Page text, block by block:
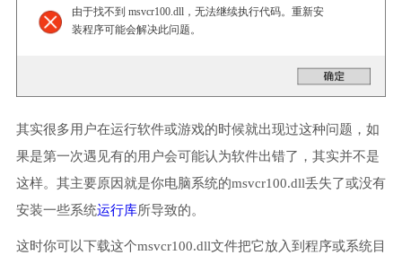
由于找不到 msvcr100.dll，无法继续执行代码。重新安
装程序可能会解决此问题。
其实很多用户在运行软件或游戏的时候就出现过这种问题，如
果是第一次遇见有的用户会可能认为软件出错了，其实并不是
这样。其主要原因就是你电脑系统的msvcr100.dll丢失了或没有
安装一些系统运行库所导致的。
这时你可以下载这个msvcr100.dll文件把它放入到程序或系统目